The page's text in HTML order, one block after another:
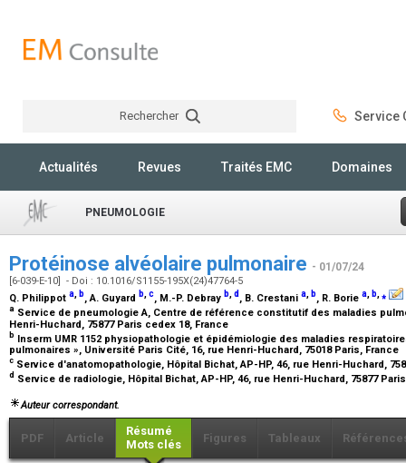
Rechercher Service
Actualités Revues Traités EMC Domaines
PNEUMOLOGIE
Protéinose alvéolaire pulmonaire - 01/07/24
[6-039-E-10] - Doi : 10.1016/S1155-195X(24)47764-5
Q. Philippot a, b, A. Guyard b,c, M.-P. Debray b,d , B. Crestani a, b, R. Borie a, b,⁎
a Service de pneumologie A, Centre de référence constitutif des maladies
Henri-Huchard, 75877 Paris cedex 18, France
b Inserm UMR 1152 physiopathologie et épidémiologie des maladies
pulmonaires », Université Paris Cité, 16, rue Henri-Huchard, 75018 Paris, France
c Service d'anatomopathologie, Hôpital Bichat, AP-HP, 46, rue Henri-Huchard,
d Service de radiologie, Hôpital Bichat, AP-HP, 46, rue Henri-Huchard, 75877
Auteur correspondant.
PDF Article
Résumé
Mots clés
Figures Tableaux